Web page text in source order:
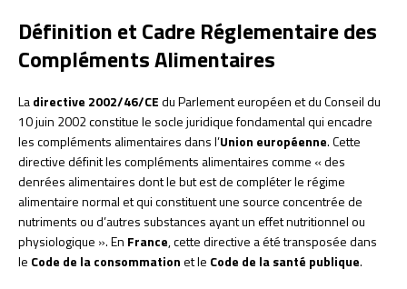
Définition et Cadre Réglementaire des
Compléments Alimentaires
Ladirective 2002/46/CEdu Parlement européen et du Conseil du
10 juin 2002 constitue le socle juridique fondamental qui encadre
les compléments alimentaires dans l’Union européenne. Cette
directive définit les compléments alimentaires comme « des
denrées alimentaires dont le but est de compléter le régime
alimentaire normal et qui constituent une source concentrée de
nutriments ou d’autres substances ayant un effet nutritionnel ou
physiologique ». En France, cette directive a été transposée dans
le Code de la consommationet le Code de la santé publique.